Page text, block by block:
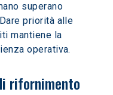
superano
priorità alle
mantiene la
operativa.
rifornimento